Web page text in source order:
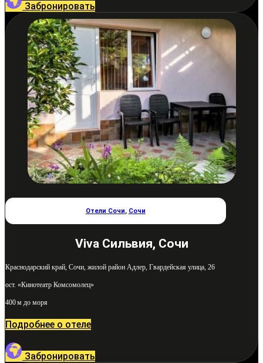
Забронировать
Отели Сочи, Сочи
Viva Сильвия, Сочи
Краснодарский край, Сочи, жилой район Адлер, Гвардейская улица, 26
ост. «Кинотеатр Комсомолец»
400 м до моря
Подробнее о отеле
Забронировать